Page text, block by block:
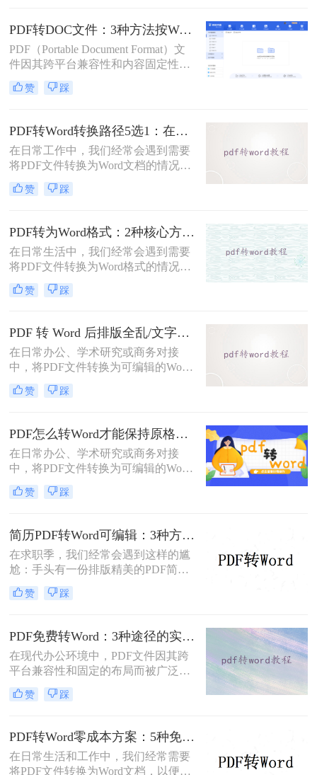
助大家轻松应对这一需求。
PDF转DOC文件：3种方法按Word版本兼容性选择！
PDF（Portable Document Format）文
件因其跨平台兼容性和内容固定性而
广受欢迎，但在某些情况下，我们可
能需要将其转换为DOC（Microsoft
那么pdf文件怎么转换成doc文件呢？
本文将介绍三种将PDF文件转换成
DOC文件的方法。
赞 踩
PDF转Word转换路径5选1：在线、软件、手机端各场景最优解！
在日常工作中，我们经常会遇到需要
将PDF文件转换为Word文档的情况，
以便对内容进行编辑或修改。那么pdf
转word怎么转呢？本文将介绍五种将
最适合自己的转换方式。
赞 踩
PDF转为Word格式：2种核心方法的适用场景和操作差异！
在日常生活中，我们经常会遇到需要
将PDF文件转换为Word格式的情况，
以便于编辑和修改文件内容。那么如
何将pdf转为word格式呢？本文将介绍
赞 踩
PDF 转 Word 后排版全乱/文字错位/串行/乱跑怎么办？3种高保真转换方法全解析
在日常办公、学术研究或商务对接
中，将PDF文件转换为可编辑的Word
文档是极高频的需求。但最令人头疼
的往往不是转换本身，而是转换后出
等“惨剧”。面对PDF 转 Word 后排版
全乱/文字错位/串行/乱跑怎么办这一
难题，很多人尝试了各种免费工具却
依然无法解决。
赞 踩
PDF怎么转Word才能保持原格式不变/版式不乱？3种专业有效方法全解析！
在日常办公、学术研究或商务对接
中，将PDF文件转换为可编辑的Word
文档是极高频的需求。但最令人头疼
的往往不是转换本身，而是转换后出
等“惨剧”。因此，很多人都在苦苦寻
找“PDF怎么转Word才能保持原格式
不变/版式不乱”的完美方案。
赞 踩
简历PDF转Word可编辑：3种方法保留排版不乱的实测！
在求职季，我们经常会遇到这样的尴
尬：手头有一份排版精美的PDF简
历，但招聘系统只允许上传Word格
式，或者HR希望能直接在简历上修
怎么转word简历的技巧就显得至关重
要。直接复制粘贴不仅会打乱排版，
还可能丢失关键信息。
赞 踩
PDF免费转Word：3种途径的实际费用、限制和效果对比！
在现代办公环境中，PDF文件因其跨
平台兼容性和固定的布局而被广泛使
用。然而，在需要对内容进行编辑
时，我们往往需要将其转换为Word文
呢？本文将介绍三种常用的免费方法
来实现这一目标。
赞 踩
PDF转Word零成本方案：5种免费路径的适用边界和效果评估！
在日常生活和工作中，我们经常需要
将PDF文件转换为Word文档，以便进